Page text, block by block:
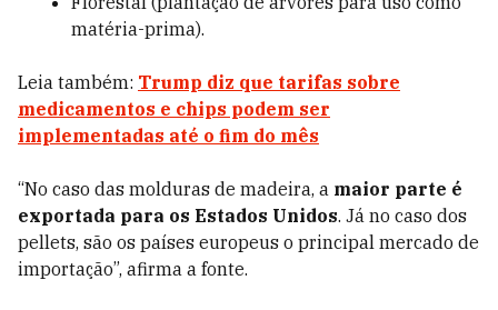
matéria-prima).
Leia também: Trump diz que tarifas sobre
medicamentos e chips podem ser
implementadas até o fim do mês
“No caso das molduras de madeira, a maior parte é
exportada para os Estados Unidos. Já no caso dos
pellets, são os países europeus o principal mercado de
importação”, afirma a fonte.